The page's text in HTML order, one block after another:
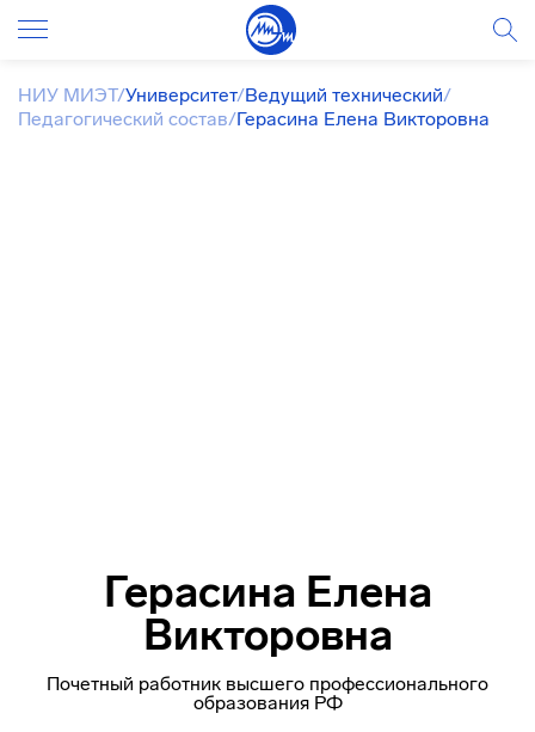
НИУ МИЭТ/Университет/Ведущий технический/
Педагогический состав/Герасина Елена Викторовна
Герасина Елена
Викторовна
Почетный работник высшего профессионального
образования РФ